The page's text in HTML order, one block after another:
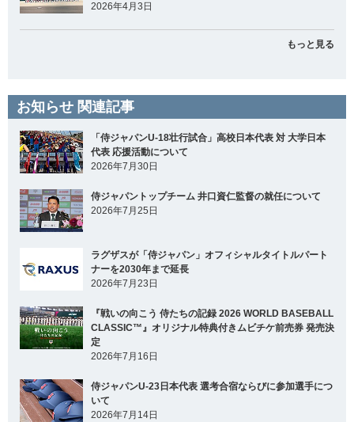
2026年4月3日
もっと見る
お知らせ 関連記事
「侍ジャパンU-18壮行試合」高校日本代表 対 大学日本
代表 応援活動について
2026年7月30日
侍ジャパントップチーム 井口資仁監督の就任について
2026年7月25日
ラグザスが「侍ジャパン」オフィシャルタイトルパート
ナーを2030年まで延長
2026年7月23日
『戦いの向こう 侍たちの記録 2026 WORLD BASEBALL
CLASSIC™』オリジナル特典付きムビチケ前売券 発売決
定
2026年7月16日
侍ジャパンU-23日本代表 選考合宿ならびに参加選手につ
いて
2026年7月14日